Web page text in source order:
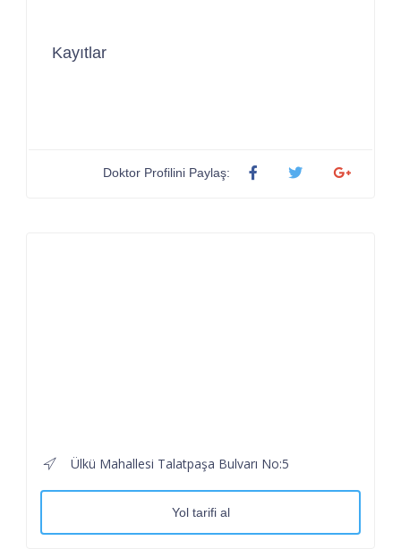
Kayıtlar
Doktor Profilini Paylaş:
Ülkü Mahallesi Talatpaşa Bulvarı No:5
Yol tarifi al